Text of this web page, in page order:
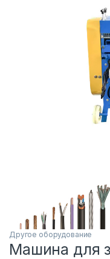
Другое оборудование
Машина для